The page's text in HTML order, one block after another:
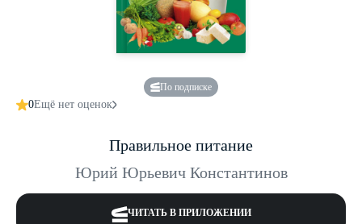
По подписке
0Ещё нет оценок
Правильное питание
Юрий Юрьевич Константинов
ЧИТАТЬ В ПРИЛОЖЕНИИ